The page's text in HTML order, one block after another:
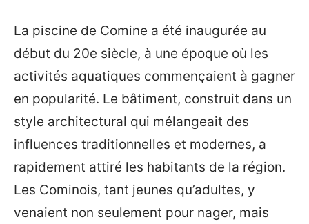
La piscine de Comine a été inaugurée au
début du 20e siècle, à une époque où les
activités aquatiques commençaient à gagner
en popularité. Le bâtiment, construit dans un
style architectural qui mélangeait des
influences traditionnelles et modernes, a
rapidement attiré les habitants de la région.
Les Cominois, tant jeunes qu’adultes, y
venaient non seulement pour nager, mais